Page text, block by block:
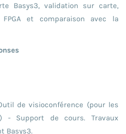
Basys3, validation sur carte,
et comparaison avec la
de visioconférence (pour les
- Support de cours. Travaux
Basys3.